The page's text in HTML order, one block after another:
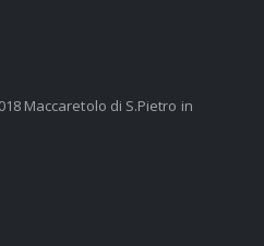
Maccaretolo di S.Pietro in